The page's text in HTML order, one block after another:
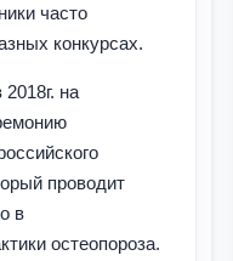
часто
конкурсах.
на
проводит
в
остеопороза.